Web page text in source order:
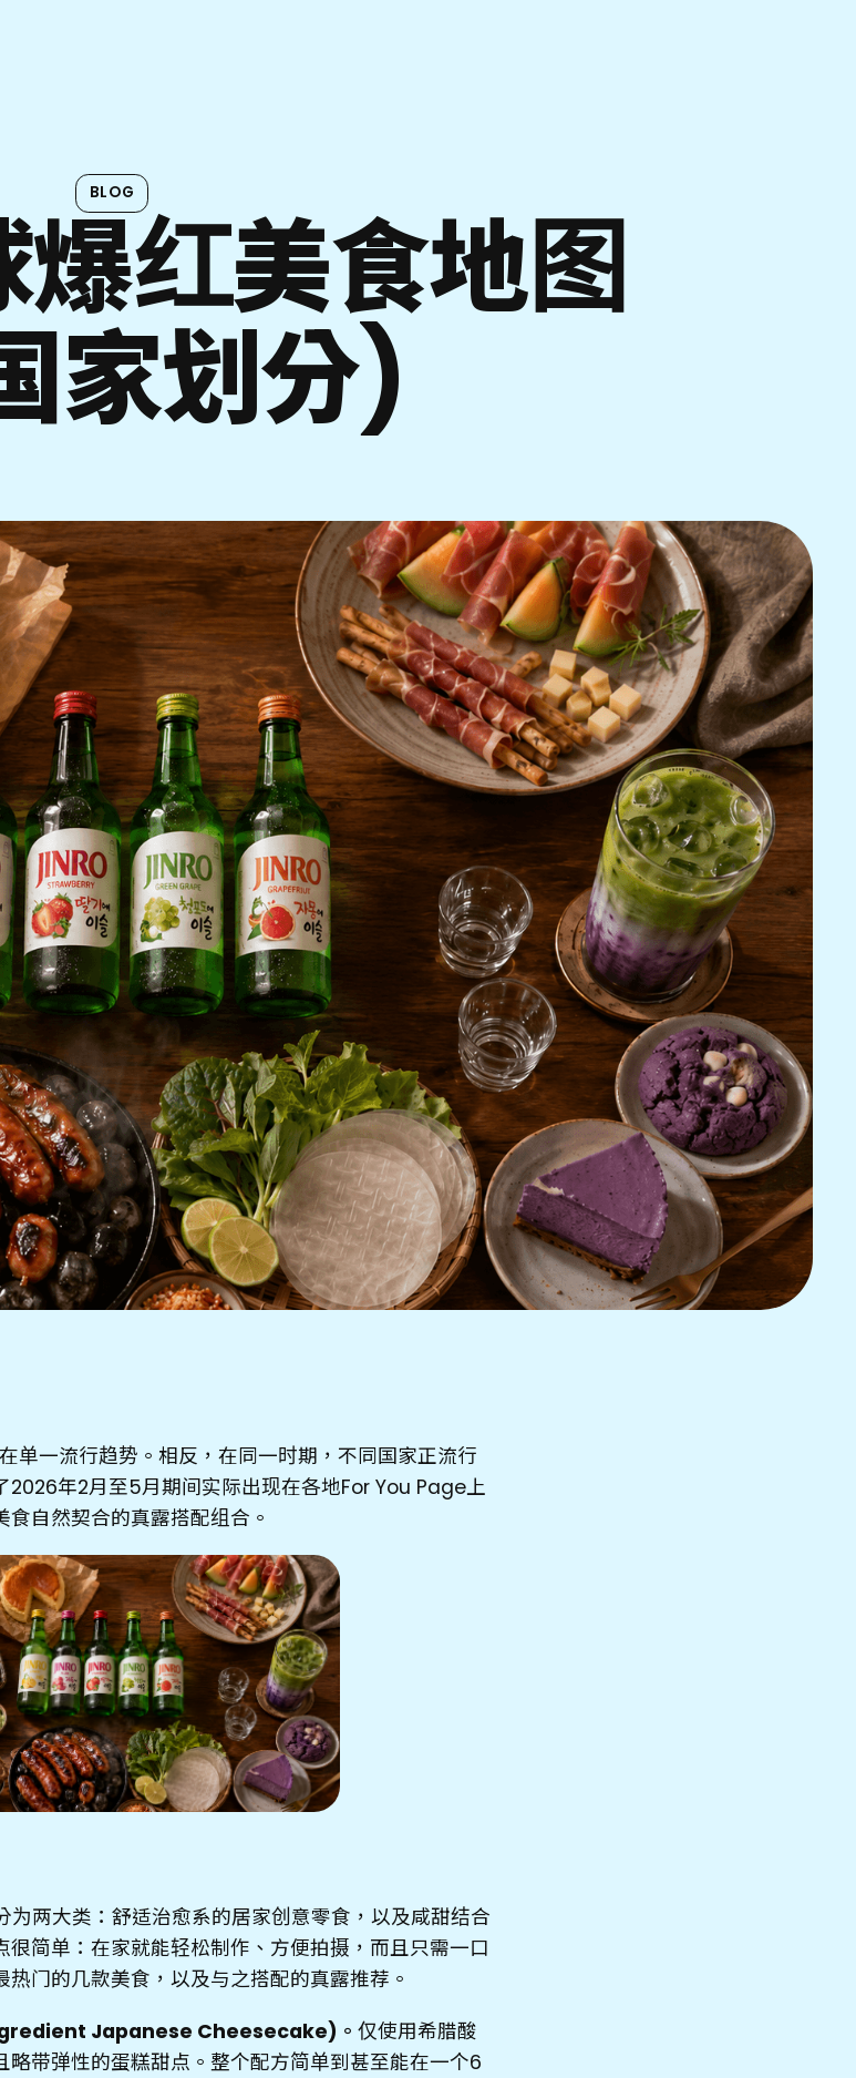
BLOG
红美食地图
家划分)
单一流行趋势。相反，在同一时期，不同国家正流行
2026年2月至5月期间实际出现在各地For You Page上
自然契合的真露搭配组合。
为两大类：舒适治愈系的居家创意零食，以及咸甜结合
简单：在家就能轻松制作、方便拍摄，而且只需一口
门的几款美食，以及与之搭配的真露推荐。
Japanese Cheesecake)。仅使用希腊酸
带弹性的蛋糕甜点。整个配方简单到甚至能在一个6